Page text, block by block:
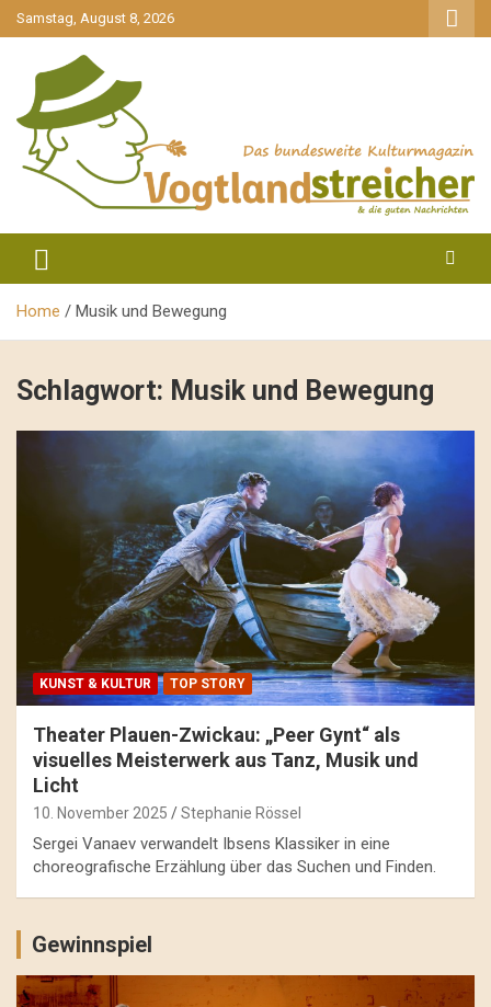
gehe
zum
Samstag, August 8, 2026
Vogtlandstreicher
Home Musik und Bewegung
Schlagwort: Musik und Bewegung
KUNST & KULTUR TOP STORY
Theater Plauen-Zwickau: „Peer Gynt“ als
visuelles Meisterwerk aus Tanz, Musik und
Licht
10. November 2025 Stephanie Rössel
Sergei Vanaev verwandelt Ibsens Klassiker in eine
choreografische Erzählung über das Suchen und Finden.
Gewinnspiel